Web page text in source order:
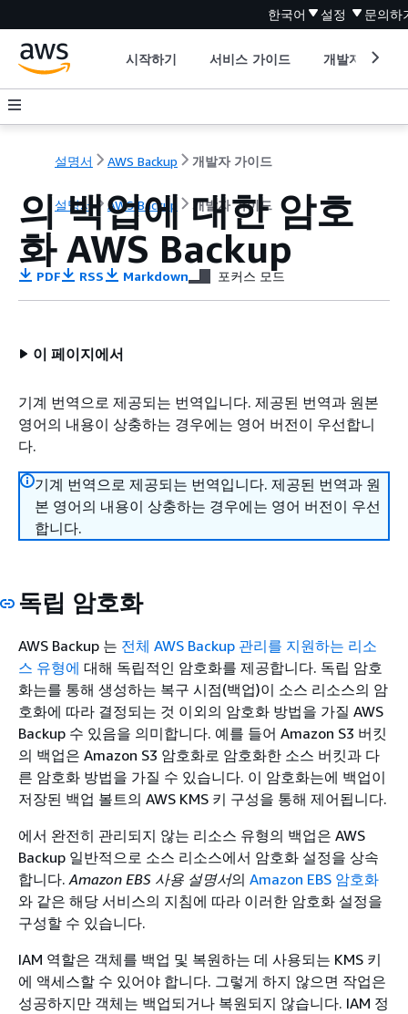
한국어 설정 문의하
시작하기 서비스 가이드 개발자 도구
설명서 AWS Backup 개발자 가이드
설명서 AWS Backup 개발자 가이드
의 백업에 대한 암호
화 AWS Backup
PDF RSS Markdown 포커스 모드
이 페이지에서
기계 번역으로 제공되는 번역입니다. 제공된 번역과 원본
영어의 내용이 상충하는 경우에는 영어 버전이 우선합니
다.
기계 번역으로 제공되는 번역입니다. 제공된 번역과 원
본 영어의 내용이 상충하는 경우에는 영어 버전이 우선
합니다.
독립 암호화
AWS Backup 는 전체 AWS Backup 관리를 지원하는 리소
스 유형에 대해 독립적인 암호화를 제공합니다. 독립 암호
화는를 통해 생성하는 복구 시점(백업)이 소스 리소스의 암
호화에 따라 결정되는 것 이외의 암호화 방법을 가질 AWS
Backup 수 있음을 의미합니다. 예를 들어 Amazon S3 버킷
의 백업은 Amazon S3 암호화로 암호화한 소스 버킷과 다
른 암호화 방법을 가질 수 있습니다. 이 암호화는에 백업이
저장된 백업 볼트의 AWS KMS 키 구성을 통해 제어됩니다.
에서 완전히 관리되지 않는 리소스 유형의 백업은 AWS
Backup 일반적으로 소스 리소스에서 암호화 설정을 상속
합니다. Amazon EBS 사용 설명서의 Amazon EBS 암호화
와 같은 해당 서비스의 지침에 따라 이러한 암호화 설정을
구성할 수 있습니다.
IAM 역할은 객체를 백업 및 복원하는 데 사용되는 KMS 키
에 액세스할 수 있어야 합니다. 그렇게 하지 않으면 작업은
성공하지만 객체는 백업되거나 복원되지 않습니다. IAM 정